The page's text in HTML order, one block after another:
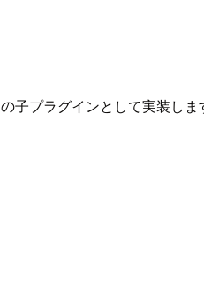
の子プラグインとして実装しま